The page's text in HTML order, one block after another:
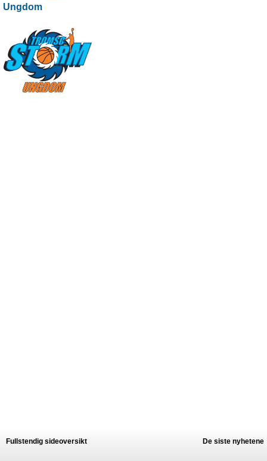
Ungdom
Fullstendig sideoversikt De siste nyhetene